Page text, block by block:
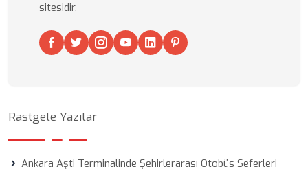
sitesidir.
Rastgele Yazılar
Ankara Aşti Terminalinde Şehirlerarası Otobüs Seferleri